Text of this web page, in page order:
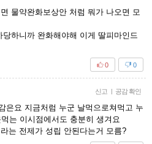
물약완화보상안 처럼 뭐가 나오면 모
하니까 완화해야해 이게 딸피마인드
0
0
신고 | 공감 확인
은요 지금처럼 누군 날먹으로쳐먹고 누
는 이시점에서도 충분히 생겨요
는 전제가 성립 안된다는거 모름?